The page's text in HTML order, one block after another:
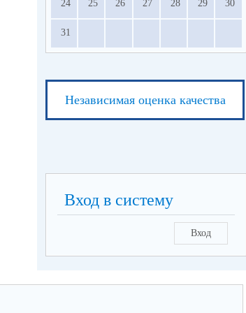
24 25 26 27 28 29 30
31
Независимая оценка качества
Вход в систему
Вход